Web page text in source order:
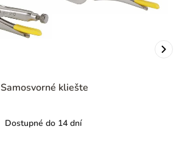
Samosvorné kliešte
Dostupné do 14 dní